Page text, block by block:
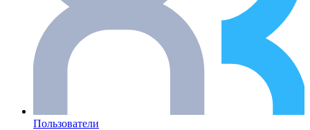
Пользователи